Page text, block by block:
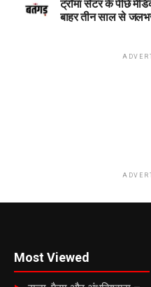
बाहर तीन साल से
Most Viewed